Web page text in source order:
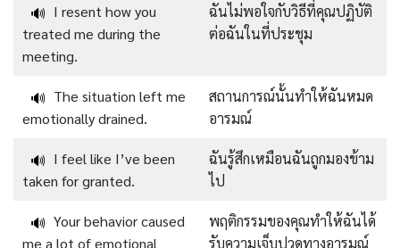
🔊 I resent how you
treated me during the
meeting.
ฉันไม่พอใจกับวิธีที่คุณปฏิบัติ
ต่อฉันในที่ประชุม
🔊 The situation left me
emotionally drained.
สถานการณ์นั้นทำให้ฉันหมด
อารมณ์
🔊 I feel like I’ve been
taken for granted.
ฉันรู้สึกเหมือนฉันถูกมองข้าม
ไป
🔊 Your behavior caused
me a lot of emotional
พฤติกรรมของคุณทำให้ฉันได้
รับความเจ็บปวดทางอารมณ์